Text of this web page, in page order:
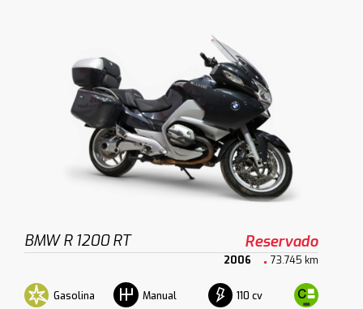
BMW R 1200 RT Reservado
2006 73.745 km
Gasolina Manual 110 cv